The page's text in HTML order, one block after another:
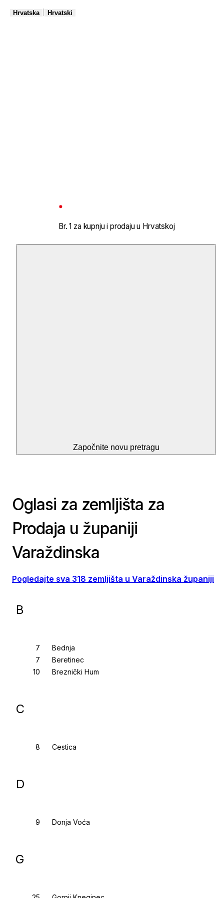
Hrvatska Hrvatski
Br. 1 za kupnju i prodaju u Hrvatskoj
Započnite novu pretragu
Oglasi za zemljišta za
Prodaja u županiji
Varaždinska
Pogledajte sva 318 zemljišta u Varaždinska županiji
B
Bednja
Beretinec
Breznički Hum
C
Cestica
D
Donja Voća
G